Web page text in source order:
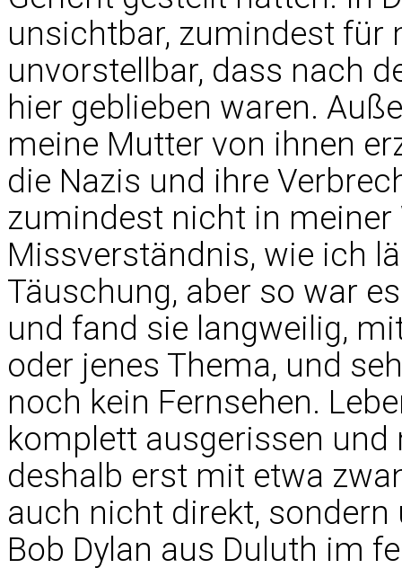
unsichtbar, zumindest für
unvorstellbar, dass nach
hier geblieben waren.
meine Mutter von ihnen
die Nazis und ihre
zumindest nicht in meiner
Missverständnis, wie ich
Täuschung, aber so war
und fand sie langweilig,
oder jenes Thema, und
noch kein Fernsehen.
komplett ausgerissen
deshalb erst mit etwa
auch nicht direkt,
Bob Dylan aus Duluth im